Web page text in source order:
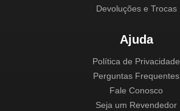
Devoluções e Trocas
Ajuda
Política de Privacidade
Perguntas Frequentes
Fale Conosco
Seja um Revendedor